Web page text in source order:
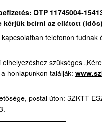
OTP 11745004-
kérjük beírni az ellátott
kapcsolatban telefonon tudnak
szükséges
honlapunkon találják:
postai úton: SZKTT